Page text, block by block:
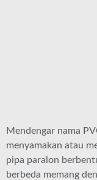
Mendengar nama
menyamakan atau
pipa paralon
berbeda memang